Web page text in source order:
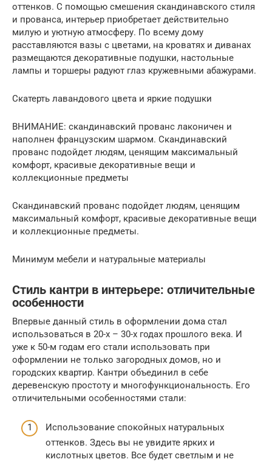
оттенков. С помощью смешения скандинавского стиля
и прованса, интерьер приобретает действительно
милую и уютную атмосферу. По всему дому
расставляются вазы с цветами, на кроватях и диванах
размещаются декоративные подушки, настольные
лампы и торшеры радуют глаз кружевными абажурами.
Скатерть лавандового цвета и яркие подушки
ВНИМАНИЕ: скандинавский прованс лаконичен и
наполнен французским шармом. Скандинавский
прованс подойдет людям, ценящим максимальный
комфорт, красивые декоративные вещи и
коллекционные предметы
Скандинавский прованс подойдет людям, ценящим
максимальный комфорт, красивые декоративные вещи
и коллекционные предметы.
Минимум мебели и натуральные материалы
Стиль кантри в интерьере: отличительные
особенности
Впервые данный стиль в оформлении дома стал
использоваться в 20-х – 30-х годах прошлого века. И
уже к 50-м годам его стали использовать при
оформлении не только загородных домов, но и
городских квартир. Кантри объединил в себе
деревенскую простоту и многофункциональность. Его
отличительными особенностями стали:
Использование спокойных натуральных
оттенков. Здесь вы не увидите ярких и
кислотных цветов. Все будет светлым и не